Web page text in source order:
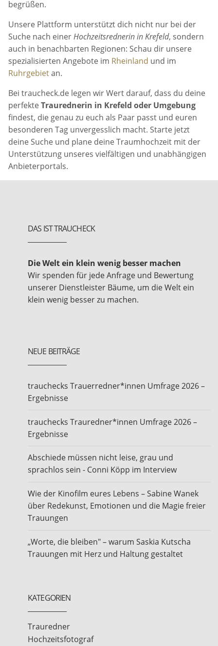
begrüßen.
Unsere Plattform unterstützt dich nicht nur bei der
Suche nach einerHochzeitsrednerin in Krefeld, sondern
auch in benachbarten Regionen: Schau dir unsere
spezialisierten Angebote im Rheinland und im
Ruhrgebietan.
Bei traucheck.de legen wir Wert darauf, dass du deine
perfekteTraurednerin in Krefeld oder Umgebung
findest, die genau zu euch als Paar passt und euren
besonderen Tag unvergesslich macht. Starte jetzt
deine Suche und plane deine Traumhochzeit mit der
Unterstützung unseres vielfältigen und unabhängigen
Anbieterportals.
DAS IST TRAUCHECK
Die Welt ein klein wenig besser machen
Wir spenden für jede Anfrage und Bewertung
unserer Dienstleister Bäume, um die Welt ein
klein wenig besser zu machen.
NEUE BEITRÄGE
trauchecks Trauerredner*innen Umfrage 2026 –
Ergebnisse
trauchecks Trauredner*innen Umfrage 2026 –
Ergebnisse
Abschiede müssen nicht leise, grau und
sprachlos sein - Conni Köpp im Interview
Wie der Kinofilm eures Lebens – Sabine Wanek
über Redekunst, Emotionen und die Magie freier
Trauungen
„Worte, die bleiben" – warum Saskia Kutscha
Trauungen mit Herz und Haltung gestaltet
KATEGORIEN
Trauredner
Hochzeitsfotograf